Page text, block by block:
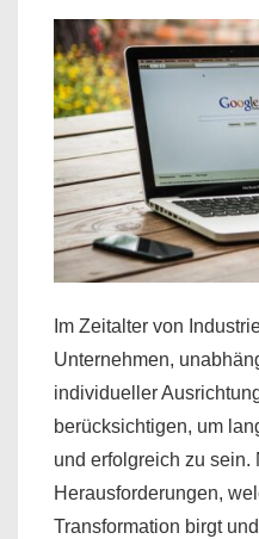
Im Zeitalter von
Unternehmen,
individueller
berücksichtigen, um
und erfolgreich zu sein.
Herausforderungen,
Transformation birgt